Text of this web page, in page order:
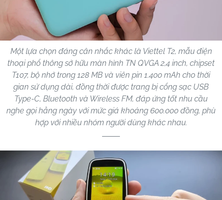
Một lựa chọn đáng cân nhắc khác là Viettel T2, mẫu điện
thoại phổ thông sở hữu màn hình TN QVGA 2,4 inch, chipset
T107, bộ nhớ trong 128 MB và viên pin 1.400 mAh cho thời
gian sử dụng dài, đồng thời được trang bị cổng sạc USB
Type-C, Bluetooth và Wireless FM, đáp ứng tốt nhu cầu
nghe gọi hằng ngày với mức giá khoảng 600.000 đồng, phù
hợp với nhiều nhóm người dùng khác nhau.